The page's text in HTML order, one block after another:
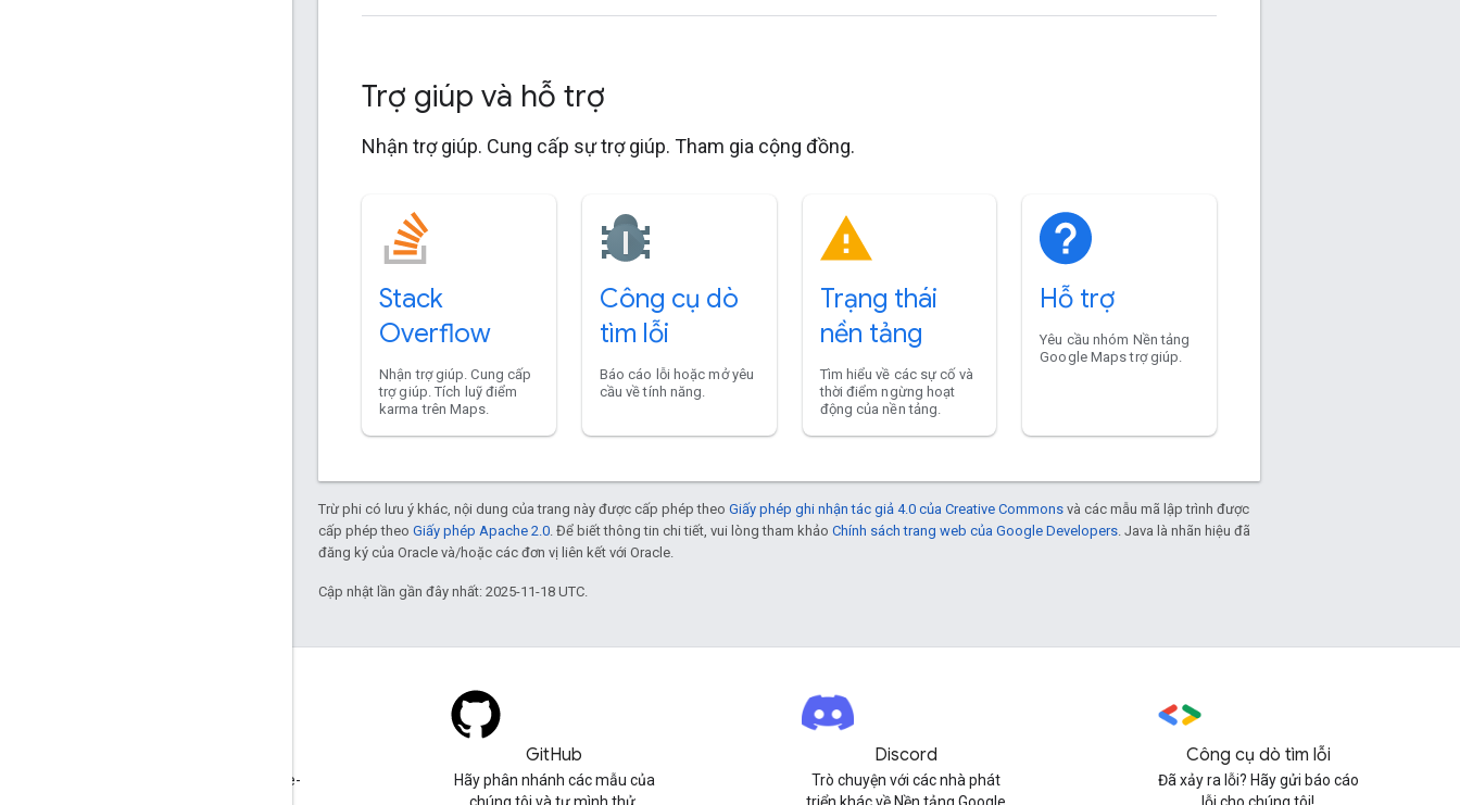
Trợ giúp và hỗ trợ
Nhận trợ giúp. Cung cấp sự trợ giúp. Tham gia cộng đồng.
Stack
Overflow
Nhận trợ giúp. Cung cấp
trợ giúp. Tích luỹ điểm
karma trên Maps.
Công cụ dò
tìm lỗi
Báo cáo lỗi hoặc mở yêu
cầu về tính năng.
Trạng thái
nền tảng
Tìm hiểu về các sự cố và
thời điểm ngừng hoạt
động của nền tảng.
Hỗ trợ
Yêu cầu nhóm Nền tảng
Google Maps trợ giúp.
Trừ phi có lưu ý khác, nội dung của trang này được cấp phép theo Giấy phép ghi nhận tác giả 4.0 của Creative Commons và các mẫu mã lập trình được
cấp phép theo Giấy phép Apache 2.0. Để biết thông tin chi tiết, vui lòng tham khảo Chính sách trang web của Google Developers. Java là nhãn hiệu đã
đăng ký của Oracle và/hoặc các đơn vị liên kết với Oracle.
Cập nhật lần gần đây nhất: 2025-11-18 UTC.
Đặt câu hỏi trong thẻ google-
GitHub
Hãy phân nhánh các mẫu của
Discord
Trò chuyện với các nhà phát
Công cụ dò tìm lỗi
Đã xảy ra lỗi? Hãy gửi báo cáo